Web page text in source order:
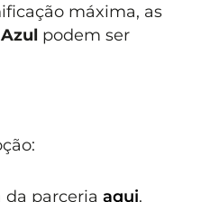
máxima, as
podem ser
da parceriaaqui.